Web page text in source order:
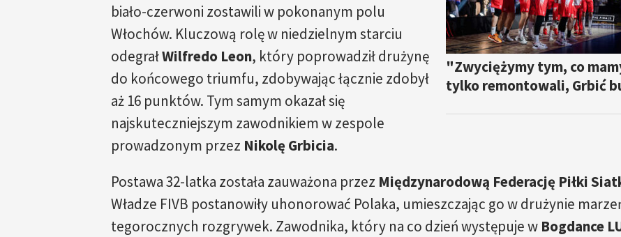
"Zwyciężymy tym, co
tylko remontowali, Grbić
biało-czerwoni zostawili w pokonanym polu
Włochów. Kluczową rolę w niedzielnym starciu
odegrałWilfredo Leon, który poprowadził drużynę
do końcowego triumfu, zdobywając łącznie zdobył
aż 16 punktów. Tym samym okazał się
najskuteczniejszym zawodnikiem w zespole
prowadzonym przez Nikolę Grbicia.
Postawa 32-latka została zauważona przez Międzynarodową Federację Piłki
Władze FIVB postanowiły uhonorować Polaka, umieszczając go w drużynie
tegorocznych rozgrywek. Zawodnika, który na co dzień występuje w Bogdance